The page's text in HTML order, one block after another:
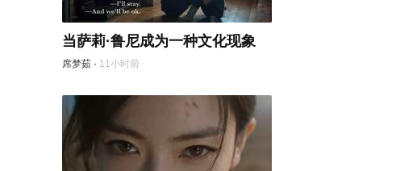
当萨莉·鲁尼成为一种文化现象
席梦茹 · 11小时前